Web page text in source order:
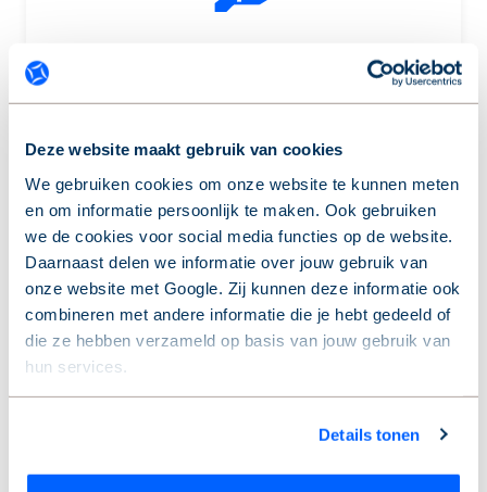
Deze website maakt gebruik van cookies
We gebruiken cookies om onze website te kunnen meten
en om informatie persoonlijk te maken. Ook gebruiken
we de cookies voor social media functies op de website.
Daarnaast delen we informatie over jouw gebruik van
onze website met Google. Zij kunnen deze informatie ook
combineren met andere informatie die je hebt gedeeld of
die ze hebben verzameld op basis van jouw gebruik van
hun services.
cookieverklaring
onderaan de pagina.
Details tonen
Stabiele en duurzame
Hardwerkende en
gemotiveerde collega's